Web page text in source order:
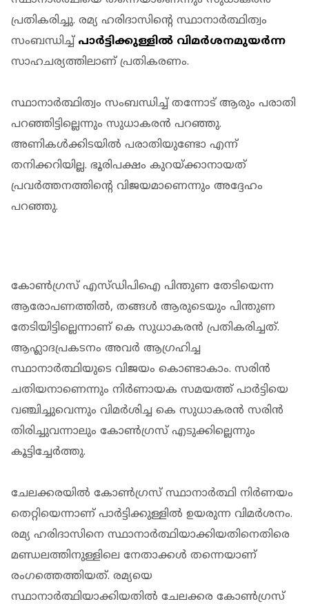
പ്രതികരിച്ചു. രമ്യ ഹരിദാസിന്റെ സ്ഥാനാര്‍ത്ഥിത്വം
സംബന്ധിച്ച് പാര്‍ട്ടിക്കുള്ളില്‍ വിമര്‍ശനമുയര്‍ന്ന
സാഹചര്യത്തിലാണ് പ്രതികരണം.
സ്ഥാനാര്‍ത്ഥിത്വം സംബന്ധിച്ച് തന്നോട് ആരും പരാതി
പറഞ്ഞിട്ടില്ലെന്നും സുധാകരന്‍ പറഞ്ഞു.
അണികള്‍ക്കിടയില്‍ പരാതിയുണ്ടോ എന്ന്
തനിക്കറിയില്ല. ഭൂരിപക്ഷം കുറയ്ക്കാനായത്
പ്രവര്‍ത്തനത്തിന്റെ വിജയമാണെന്നും അദ്ദേഹം
പറഞ്ഞു.
കോണ്‍ഗ്രസ് എസ്ഡിപിഐ പിന്തുണ തേടിയെന്ന
ആരോപണത്തില്‍, തങ്ങള്‍ ആരുടെയും പിന്തുണ
തേടിയിട്ടില്ലെന്നാണ് കെ സുധാകരന്‍ പ്രതികരിച്ചത്.
ആഹ്ലാദപ്രകടനം അവര്‍ ആഗ്രഹിച്ച
സ്ഥാനാര്‍ത്ഥിയുടെ വിജയം കൊണ്ടാകാം. സരിന്‍
ചതിയനാണെന്നും നിര്‍ണായക സമയത്ത് പാര്‍ട്ടിയെ
വഞ്ചിച്ചുവെന്നും വിമര്‍ശിച്ച കെ സുധാകരന്‍ സരിന്‍
തിരിച്ചുവന്നാലും കോണ്‍ഗ്രസ് എടുക്കില്ലെന്നും
കൂട്ടിച്ചേര്‍ത്തു.
ചേലക്കരയില്‍ കോണ്‍ഗ്രസ് സ്ഥാനാര്‍ത്ഥി നിര്‍ണയം
തെറ്റിയെന്നാണ് പാര്‍ട്ടിക്കുള്ളില്‍ ഉയരുന്ന വിമര്‍ശനം.
രമ്യ ഹരിദാസിനെ സ്ഥാനാര്‍ത്ഥിയാക്കിയതിനെതിരെ
മണ്ഡലത്തിനുള്ളിലെ നേതാക്കള്‍ തന്നെയാണ്
രംഗത്തെത്തിയത്. രമ്യയെ
സ്ഥാനാര്‍ത്ഥിയാക്കിയതില്‍ ചേലക്കര കോണ്‍ഗ്രസ്